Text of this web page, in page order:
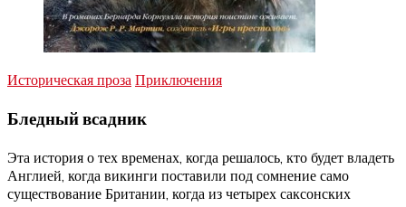
Историческая проза Приключения
Бледный всадник
Эта история о тех временах, когда решалось, кто будет владеть
Англией, когда викинги поставили под сомнение само
существование Британии, когда из четырех саксонских